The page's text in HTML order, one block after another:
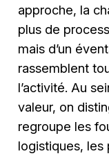
approche, la
plus de
mais d’un
rassemblent
l’activité. Au
valeur, on
regroupe les
logistiques, les